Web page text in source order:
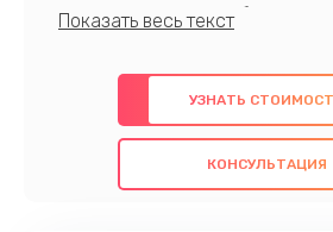
профессионалов с обширными
предлагаем быстрый и
использованием
также гарантируем качество
проведенных работ. Наша цель
УЗНАТЬ
КОНСУЛЬТАЦИЯ